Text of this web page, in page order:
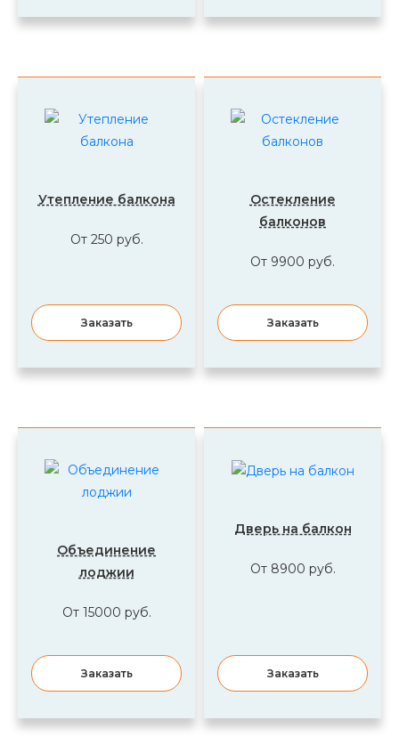
Утепление балкона
От 250 руб.
Заказать
Остекление
балконов
От 9900 руб.
Заказать
Объединение
лоджии
От 15000 руб.
Заказать
Дверь на балкон
От 8900 руб.
Заказать